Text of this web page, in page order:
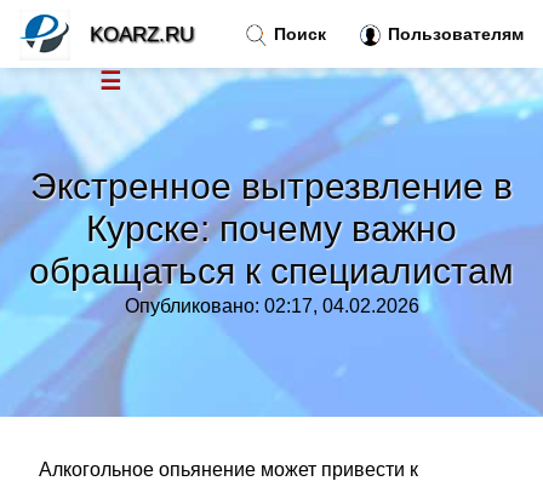
Экстренное вытрезвление в
Курске: почему важно
обращаться к специалистам
Опубликовано: 02:17, 04.02.2026
Алкогольное опьянение может привести к
Поиск Пользователям
KOARZ.RU
☰
Новости
Тренды новостей»
Рубрики »
Правила »
Контакт»